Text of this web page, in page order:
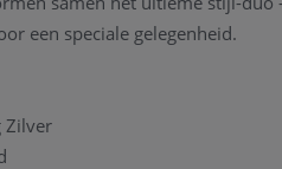
een speciale gelegenheid.
Zilver